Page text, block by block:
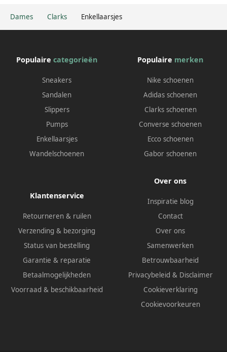
Dames Clarks Enkellaarsjes
Populaire categorieën
Sneakers
Sandalen
Slippers
Pumps
Enkellaarsjes
Wandelschoenen
Populaire merken
Nike schoenen
Adidas schoenen
Clarks schoenen
Converse schoenen
Ecco schoenen
Gabor schoenen
Klantenservice
Retourneren & ruilen
Verzending & bezorging
Status van bestelling
Garantie & reparatie
Betaalmogelijkheden
Voorraad & beschikbaarheid
Over ons
Inspiratie blog
Contact
Over ons
Samenwerken
Betrouwbaarheid
Privacybeleid & Disclaimer
Cookieverklaring
Cookievoorkeuren